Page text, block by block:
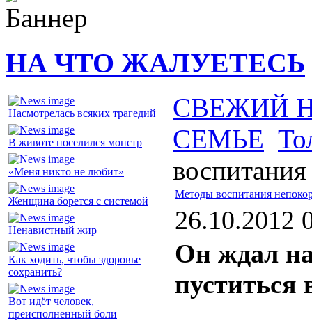
НА ЧТО ЖАЛУЕТЕСЬ
Насмотрелась всяких трагедий
В животе поселился монстр
«Меня никто не любит»
Женщина борется с системой
Ненавистный жир
Как ходить, чтобы здоровье
сохранить?
Вот идёт человек,
преисполненный боли
СВЕЖИЙ
СЕМЬЕ
Методы воспитания
26.10.2012
Он ждал
пуститься